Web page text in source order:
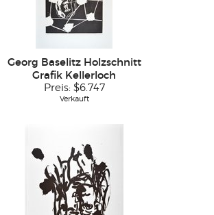
Georg Baselitz Holzschnitt
Grafik Kellerloch
Preis: $6.747
Verkauft